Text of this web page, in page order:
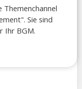
Themenchannel
Sie sind
Ihr BGM.